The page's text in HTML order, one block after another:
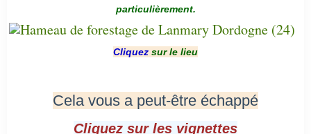
particulièrement.
Cliquez sur le lieu
Cela vous a peut-être échappé
Cliquez sur les vignettes